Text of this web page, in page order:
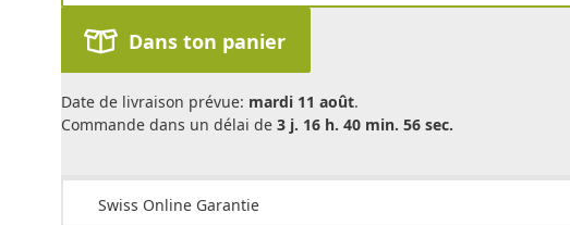
Dans ton panier
Date de livraison prévue: mardi 11 août.
Commande dans un délai de 3 j. 16 h. 40 min. 56 sec.
Swiss Online Garantie